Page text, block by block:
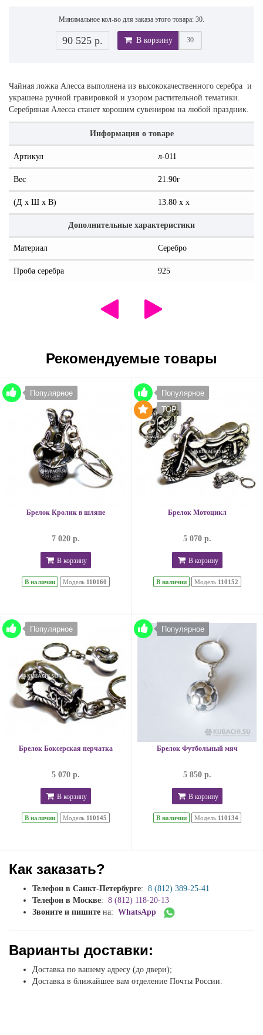
Минимальное кол-во для заказа этого товара: 30.
90 525 р. В корзину
Чайная ложка Алесса выполнена из высококачественного серебра и
украшена ручной гравировкой и узором растительной тематики.
Серебряная Алесса станет хорошим сувениром на любой праздник.
Информация о товаре
Артикул л-011
Вес 21.90г
(Д x Ш x В) 13.80 x x
Дополнительные характеристики
Материал Серебро
Проба серебра 925
Рекомендуемые товары
Популярное
Брелок Кролик в шляпе
7 020 р.
В корзину
В наличии Модель 110160
Популярное
TOP
Брелок Мотоцикл
5 070 р.
В корзину
В наличии Модель 110152
Популярное
Брелок Боксерская перчатка
5 070 р.
В корзину
В наличии Модель 110145
Популярное
Брелок Футбольный мяч
5 850 р.
В корзину
В наличии Модель 110134
Как заказать?
Телефон в Санкт-Петербурге: 8 (812) 389-25-41
Телефон в Москве: 8 (812) 118-20-13
Звоните и пишите на: WhatsApp
Варианты доставки:
Доставка по вашему адресу (до двери);
Доставка в ближайшее вам отделение Почты России.